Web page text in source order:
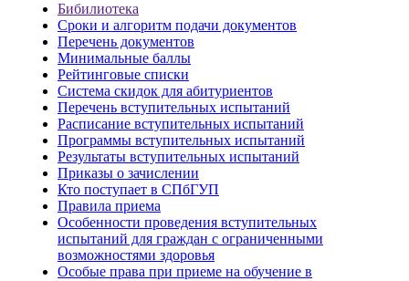
Бибилиотека
Сроки и алгоритм подачи документов
Перечень документов
Минимальные баллы
Рейтинговые списки
Система скидок для абитуриентов
Перечень вступительных испытаний
Расписание вступительных испытаний
Программы вступительных испытаний
Результаты вступительных испытаний
Приказы о зачислении
Кто поступает в СПбГУП
Правила приема
Особенности проведения вступительных
испытаний для граждан с ограниченными
возможностями здоровья
Особые права при приеме на обучение в